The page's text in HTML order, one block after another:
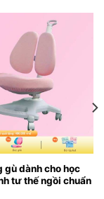
gù dành cho học
tư thế ngồi chuẩn